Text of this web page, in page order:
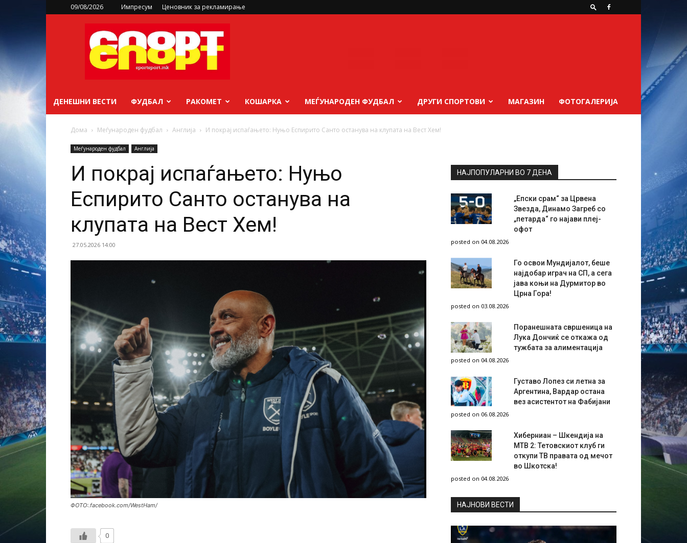
09/08/2026 Импресум Ценовник за рекламирање
sportsport.mk
ДЕНЕШНИ ВЕСТИ ФУДБАЛ РАКОМЕТ КОШАРКА МЕЃУНАРОДЕН ФУДБАЛ ДРУГИ СПОРТОВИ МАГАЗИН ФОТОГАЛЕРИЈА
Дома Меѓународен фудбал Англија И покрај испаѓањето: Нуњо Еспирито Санто останува на клупата на Вест Хем!
Меѓународен фудбал Англија
И покрај испаѓањето: Нуњо
Еспирито Санто останува на
клупата на Вест Хем!
27.05.2026 14:00
ФОТО:.facebook.com/WestHam/
0
НАЈПОПУЛАРНИ ВО 7 ДЕНА
„Епски срам“ за Црвена
Звезда, Динамо Загреб со
„петарда“ го најави плеј-
офот
posted on 04.08.2026
Го освои Мундијалот, беше
најдобар играч на СП, а сега
јава коњи на Дурмитор во
Црна Гора!
posted on 03.08.2026
Поранешната свршеница на
Лука Дончиќ се откажа од
тужбата за алиментација
posted on 04.08.2026
Густаво Лопез си летна за
Аргентина, Вардар остана
вез асистентот на Фабијани
posted on 06.08.2026
Хиберниан – Шкендија на
МТВ 2: Тетовскиот клуб ги
откупи ТВ правата од мечот
во Шкотска!
posted on 04.08.2026
НAЈНОВИ ВЕСТИ